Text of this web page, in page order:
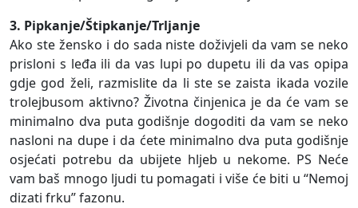
3. Pipkanje/Štipkanje/Trljanje
Ako ste žensko i do sada niste doživjeli da vam se neko
prisloni s leđa ili da vas lupi po dupetu ili da vas opipa
gdje god želi, razmislite da li ste se zaista ikada vozile
trolejbusom aktivno? Životna činjenica je da će vam se
minimalno dva puta godišnje dogoditi da vam se neko
nasloni na dupe i da ćete minimalno dva puta godišnje
osjećati potrebu da ubijete hljeb u nekome. PS Neće
vam baš mnogo ljudi tu pomagati i više će biti u “Nemoj
dizati frku” fazonu.